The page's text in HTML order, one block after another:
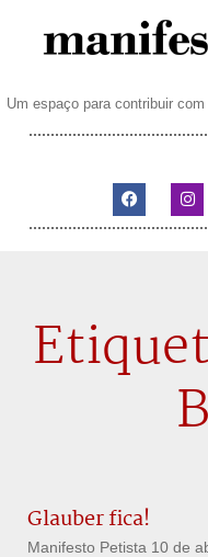
Um espaço para contribuir
Glauber fica!
Manifesto Petista 10 de